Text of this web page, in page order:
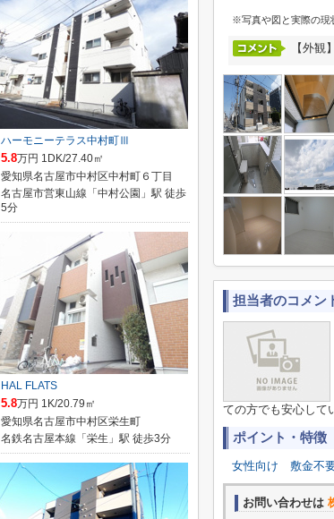
※写真や図と実際の現
【外観】
担当者のコメン
ての方でも安心して
ポイント・特徴
女性向け 敷金不
お問い合わせは
ハーモニーテラス中村町Ⅲ
5.8万円 1DK/27.40㎡
愛知県名古屋市中村区中村町６丁目
名古屋市営東山線「中村公園」駅 徒歩
5分
HAL FLATS
5.8万円 1K/20.79㎡
愛知県名古屋市中村区栄生町
名鉄名古屋本線「栄生」駅 徒歩3分